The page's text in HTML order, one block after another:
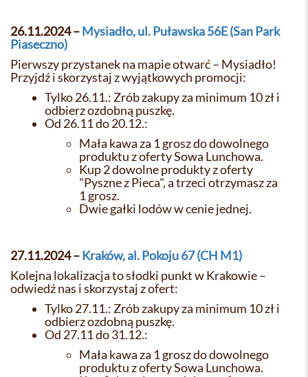
26.11.2024 –Mysiadło, ul. Puławska 56E (San Park
Piaseczno)
Pierwszy przystanek na mapie otwarć – Mysiadło!
Przyjdź i skorzystaj z wyjątkowych promocji:
Tylko 26.11.: Zrób zakupy za minimum 10 zł i
odbierz ozdobną puszkę.
Od 26.11 do 20.12.:
Mała kawa za 1 grosz do dowolnego
produktu z oferty Sowa Lunchowa.
Kup 2 dowolne produkty z oferty
"Pyszne z Pieca", a trzeci otrzymasz za
1 grosz.
Dwie gałki lodów w cenie jednej.
27.11.2024 – Kraków, al. Pokoju 67 (CH M1)
Kolejna lokalizacja to słodki punkt w Krakowie –
odwiedź nas i skorzystaj z ofert:
Tylko 27.11.: Zrób zakupy za minimum 10 zł i
odbierz ozdobną puszkę.
Od 27.11 do 31.12.:
Mała kawa za 1 grosz do dowolnego
produktu z oferty Sowa Lunchowa.